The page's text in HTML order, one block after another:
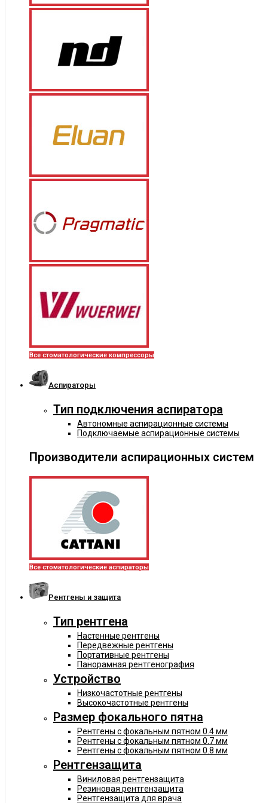
Все стоматологические компрессоры
Аспираторы
Тип подключения аспиратора
Автономные аспирационные системы
Подключаемые аспирационные системы
Производители аспирационных систем
Все стоматологические аспираторы
Рентгены и защита
Тип рентгена
Настенные рентгены
Передвежные рентгены
Портативные рентгены
Панорамная рентгенография
Устройство
Низкочастотные рентгены
Высокочастотные рентгены
Размер фокального пятна
Рентгены с фокальным пятном 0.4 мм
Рентгены с фокальным пятном 0.7 мм
Рентгены с фокальным пятном 0.8 мм
Рентгензащита
Виниловая рентгензащита
Резиновая рентгензащита
Рентгензащита для врача